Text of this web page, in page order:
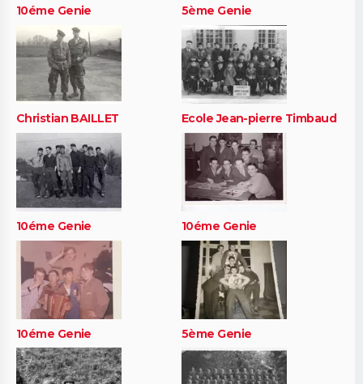
10éme Genie 5ème Genie
Christian BAILLET Ecole Jean-pierre Timbaud
10éme Genie 10éme Genie
10éme Genie 5ème Genie